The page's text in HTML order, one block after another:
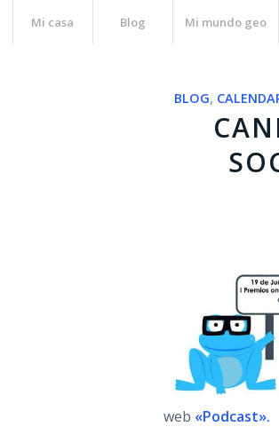
Mi casa Blog Mi mundo geo
BLOG,
web «Podcast».